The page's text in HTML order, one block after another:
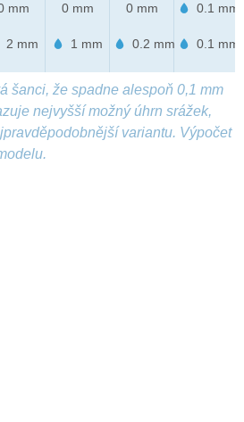
mm
2 mm
0 mm
1 mm
0 mm
0.2 mm
0.1 mm
0.1 mm
šanci, že spadne alespoň 0,1 mm
nejvyšší možný úhrn srážek,
variantu. Výpočet